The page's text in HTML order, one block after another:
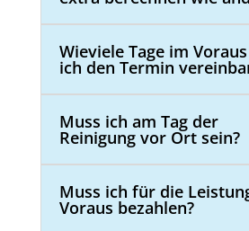
Wieviele Tage im
ich den Termin
Muss ich am Tag der
Reinigung vor Ort sein?
Muss ich für die
Voraus bezahlen?